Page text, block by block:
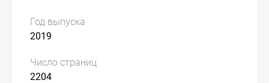
Год выпуска
2019
Число страниц
2204